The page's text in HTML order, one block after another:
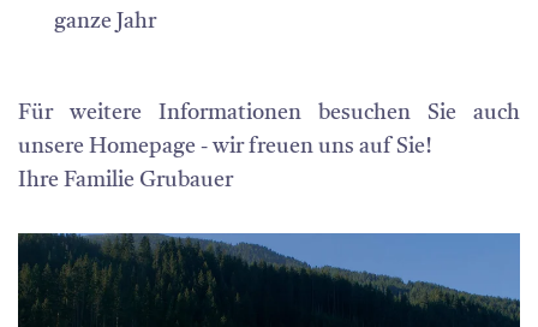
ganze Jahr
Für weitere Informationen besuchen Sie auch
unsere Homepage - wir freuen uns auf Sie!
Ihre Familie Grubauer